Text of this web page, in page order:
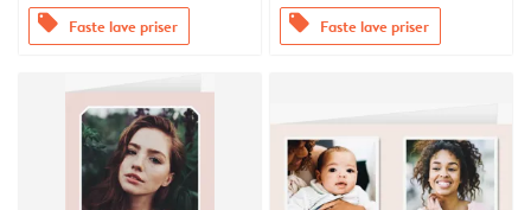
offers Faste lave priser offers Faste lave priser